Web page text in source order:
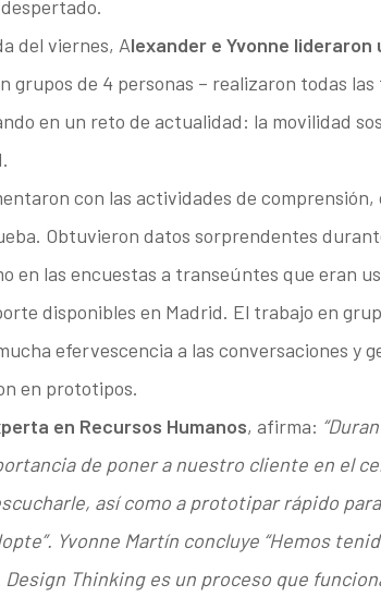
del viernes, Alexander e Yvonne lideraron
grupos de 4 personas – realizaron todas las
en un reto de actualidad: la movilidad
con las actividades de
Obtuvieron datos sorprendentes
en las encuestas a transeúntes que eran
disponibles en Madrid. El trabajo en
efervescencia a las conversaciones y
en prototipos.
en Recursos Humanos, afirma:
de poner a nuestro cliente en el
así como a prototipar rápido
Yvonne Martín concluye “Hemos
Design Thinking es un proceso que